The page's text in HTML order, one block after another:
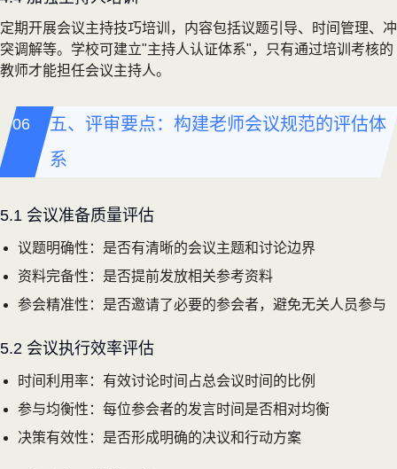
定期开展会议主持技巧培训，内容包括议题引导、时间管理、冲
突调解等。学校可建立"主持人认证体系"，只有通过培训考核的
教师才能担任会议主持人。
五、评审要点：构建老师会议规范的评估体
系
5.1 会议准备质量评估
议题明确性：是否有清晰的会议主题和讨论边界
资料完备性：是否提前发放相关参考资料
参会精准性：是否邀请了必要的参会者，避免无关人员参与
5.2 会议执行效率评估
时间利用率：有效讨论时间占总会议时间的比例
参与均衡性：每位参会者的发言时间是否相对均衡
决策有效性：是否形成明确的决议和行动方案